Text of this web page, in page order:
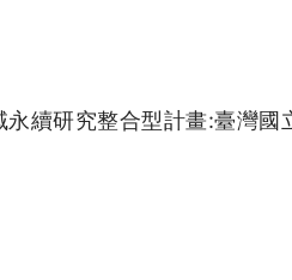
永續研究整合型計畫:臺灣